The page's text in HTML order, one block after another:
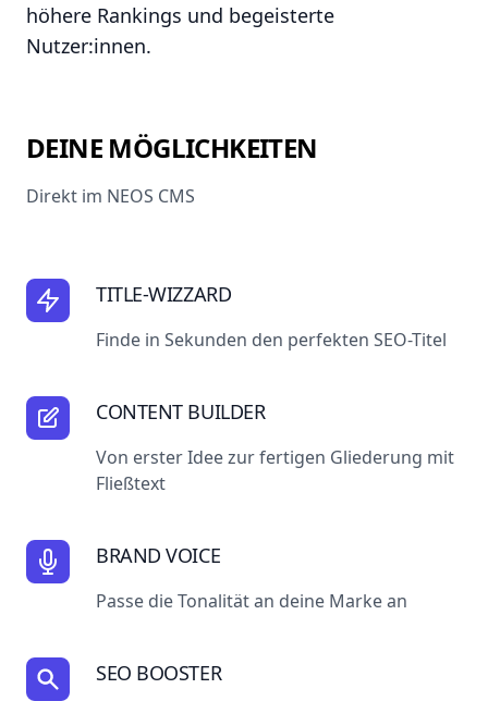
höhere Rankings und begeisterte
Nutzer:innen.
DEINE MÖGLICHKEITEN
Direkt im NEOS CMS
TITLE-WIZZARD
Finde in Sekunden den perfekten SEO-Titel
CONTENT BUILDER
Von erster Idee zur fertigen Gliederung mit
Fließtext
BRAND VOICE
Passe die Tonalität an deine Marke an
SEO BOOSTER